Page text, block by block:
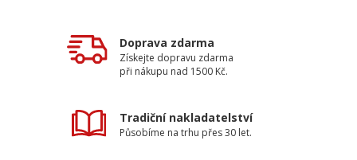
Doprava zdarma
Získejte dopravu zdarma
při nákupu nad 1500 Kč.
Tradiční nakladatelství
Působíme na trhu přes 30 let.